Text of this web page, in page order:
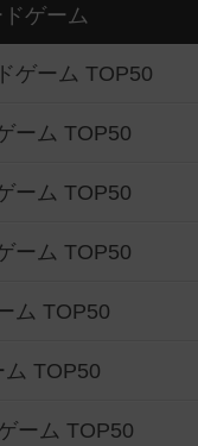
ゲーム
ゲーム TOP50
ーム TOP50
ーム TOP50
ーム TOP50
ム TOP50
TOP50
ーム TOP50